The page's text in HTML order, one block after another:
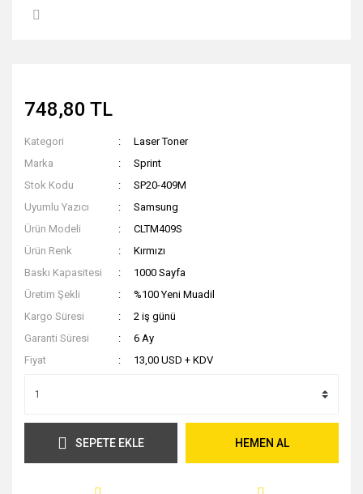
748,80 TL
Kategori
Laser Toner
Marka
Sprint
Stok Kodu
SP20-409M
Uyumlu Yazıcı
Samsung
Ürün Modeli
CLTM409S
Ürün Renk
Kırmızı
Baskı Kapasitesi
1000 Sayfa
Üretim Şekli
%100 Yeni Muadil
Kargo Süresi
2 iş günü
Garanti Süresi
6 Ay
Fiyat
13,00 USD + KDV
SEPETE EKLE HEMEN AL